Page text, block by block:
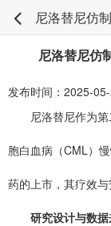
尼洛替尼仿
发布时间：2025-
尼洛替尼作为第
胞白血病（CML）
药的上市，其疗效与
研究设计与数